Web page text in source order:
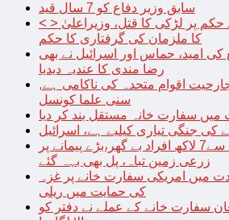
سابق وزیر دفاع کو 7 سال قید
< > کوہستان میں جرگے کے حکم پر لڑکی کا قتل، وزیراعلیٰ
کا ملزمان کی گرفتاری کا حکم
امید، حماس اور اسرائیل نے بھی
رضا مندی کا عندیہ دیدیا
اقوام متحدہ کی ناکامی ہے,
سنی علما کونسل
میں سفارت خانہ مستقل بند کر دیا
کی جنگی تیاری کیلیے ہے، اسرائیل
صومالیہ میں سیلاب سے7 لاکھ افراد بے گھر،بڑے پیمانے پر
زرعی زمین تباہ، پل بھی بہہ گئے
میں امریکی سفارت خانے پر غزہ
کی حمایت میں ریلی
سفارت خانے کے عملے نے دفتر کو